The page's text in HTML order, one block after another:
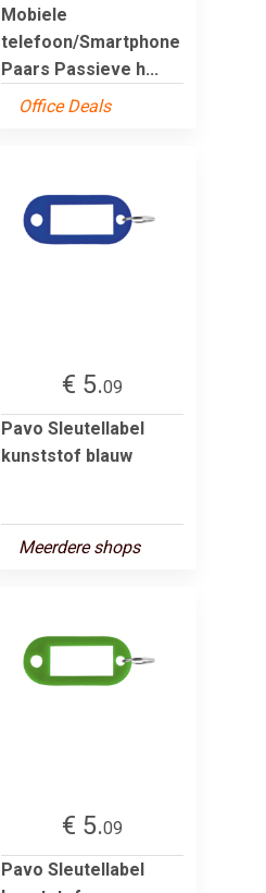
Mobiele
telefoon/Smartphone
Paars Passieve h...
Office Deals
€ 5.09
Pavo Sleutellabel
kunststof blauw
Meerdere shops
€ 5.09
Pavo Sleutellabel